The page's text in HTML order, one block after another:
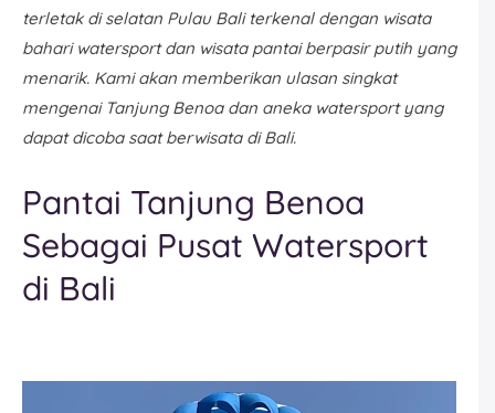
terletak di selatan Pulau Bali terkenal dengan wisata
bahari watersport dan wisata pantai berpasir putih yang
menarik. Kami akan memberikan ulasan singkat
mengenai Tanjung Benoa dan aneka watersport yang
dapat dicoba saat berwisata di Bali.
Pantai Tanjung Benoa
Sebagai Pusat Watersport
di Bali